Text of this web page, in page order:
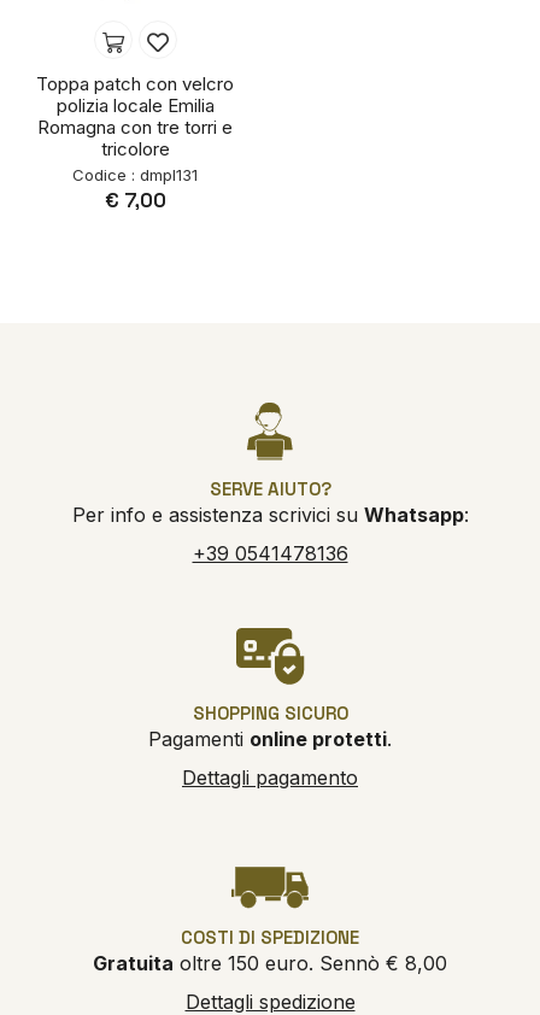
Toppa patch con velcro
polizia locale Emilia
Romagna con tre torri e
tricolore
Codice : dmpl131
€ 7,00
SERVE AIUTO?
Per info e assistenza scrivici su Whatsapp:
+39 0541478136
SHOPPING SICURO
Pagamenti online protetti.
Dettagli pagamento
COSTI DI SPEDIZIONE
Gratuita oltre 150 euro. Sennò € 8,00
Dettagli spedizione